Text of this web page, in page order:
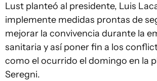
Lust planteó al presidente, Luis
implemente medidas prontas de
mejorar la convivencia durante la
sanitaria y así poner fin a los
como el ocurrido el domingo en la
Seregni.